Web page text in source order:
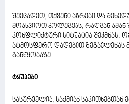
შეეცადეთ, თქვენი აზრები და
მოახვიოთ კოლეგებს, რადგან
კონფლიქტური სიტუაცია შექმნას.
ატმოსფერო დადებით ზეგავლენას
განწყობაზე.
ტყუპები
სასურველია, საქმიან